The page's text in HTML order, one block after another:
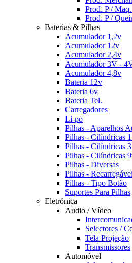
Prod. P /
Prod. P /
Baterias & Pilhas
Acumulador 1,2v
Acumulador 12v
Acumulador 2,4v
Acumulador 3V -
Acumulador 4,8v
Bateria 12v
Bateria 6v
Bateria Tel.
Carregadores
Li-po
Pilhas - Aparelhos
Pilhas - Cilíndricas
Pilhas - Cilíndricas
Pilhas - Cilíndricas
Pilhas - Diversas
Pilhas -
Pilhas - Tipo Botão
Suportes Para Pilhas
Eletrónica
Audio / Vídeo
Selectores /
Tela Projeção
Transmissores
Automóvel